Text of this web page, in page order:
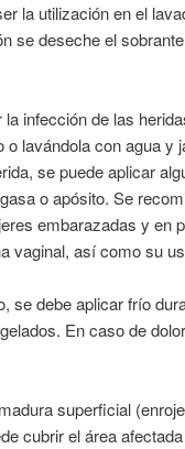
la utilización en el
se deseche el
infección de las
lavándola con agua
se puede aplicar
o apósito. Se
embarazadas y en
vaginal, así como su
se debe aplicar frío
En caso de
superficial
cubrir el área